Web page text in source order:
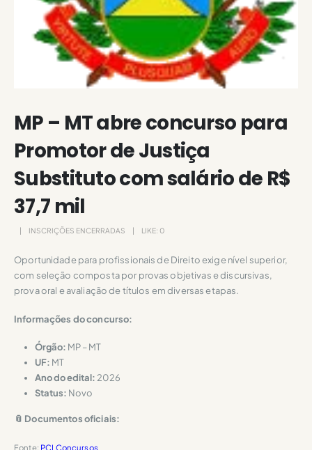
MP – MT abre concurso para
Promotor de Justiça
Substituto com salário de R$
37,7 mil
INSCRIÇÕES ENCERRADAS LIKE: 0
Oportunidade para profissionais de Direito exige nível superior,
com seleção composta por provas objetivas e discursivas,
prova oral e avaliação de títulos em diversas etapas.
Informações do concurso:
Órgão: MP – MT
UF: MT
Ano do edital:2026
Status: Novo
📎 Documentos oficiais:
Fonte: PCI Concursos